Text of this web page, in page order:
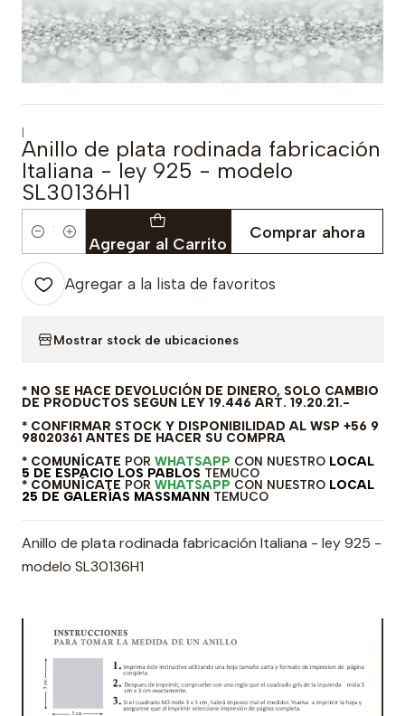
|
Anillo de plata rodinada fabricación
Italiana - ley 925 - modelo
SL30136H1
Cantidad Agregar al Carrito
Comprar ahora
Agregar a la lista de favoritos
Mostrar stock de ubicaciones
* NO SE HACE DEVOLUCIÓN DE DINERO, SOLO CAMBIO
DE PRODUCTOS SEGUN LEY 19.446 ART. 19.20.21.-
* CONFIRMAR STOCK Y DISPONIBILIDAD AL WSP +56 9
98020361 ANTES DE HACER SU COMPRA
* COMUNÍCATE POR WHATSAPP CON NUESTRO LOCAL
5 DE ESPACIO LOS PABLOS TEMUCO
* COMUNÍCATE POR WHATSAPP CON NUESTRO LOCAL
25 DE GALERÍAS MASSMANN TEMUCO
Anillo de plata rodinada fabricación Italiana - ley 925 -
modelo SL30136H1